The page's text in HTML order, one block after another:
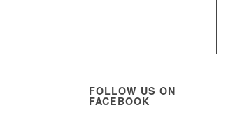
FOLLOW US ON
FACEBOOK